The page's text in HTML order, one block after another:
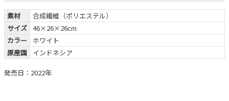
素材
合成繊維（ポリエステル）
サイズ 46×26×26cm
カラー
ホワイト
原産国
インドネシア
発売日：2022年